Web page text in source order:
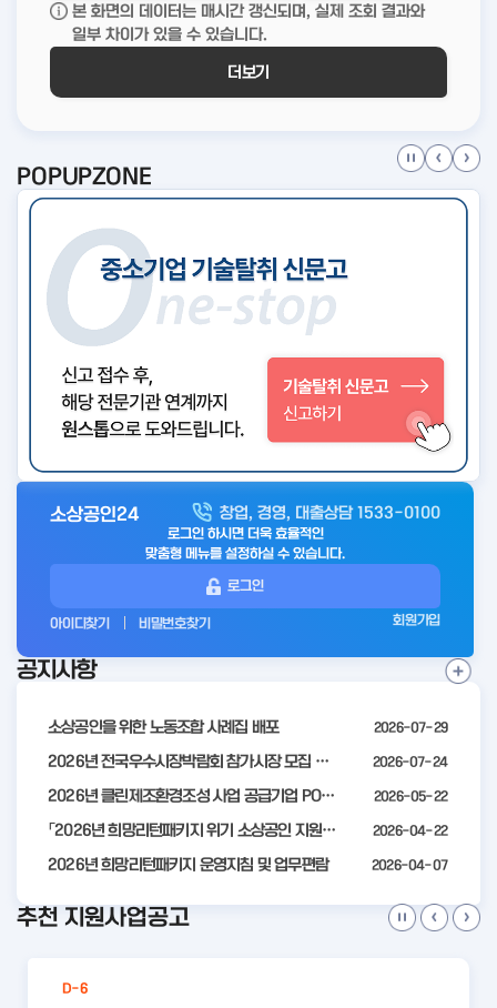
본 화면의 데이터는 매시간 갱신되며, 실제 조회 결과와
일부 차이가 있을 수 있습니다.
더보기
POPUPZONE
아
전
소상공인24 창업, 경영, 대출상담 1533-0100
로그인 하시면 더욱 효율적인
맞춤형 메뉴를 설정하실 수 있습니다.
로그인
아이디찾기 비밀번호찾기 회원가입
공지사항
소상공인을 위한 노동조합 사례집 배포 2026-07-29
2026년 전국우수시장박람회 참가시장 모집 공고 2026-07-24
2026년 클린제조환경조성 사업 공급기업 POOL 안내 2026-05-22
「2026년 희망리턴패키지 위기 소상공인 지원」모집 통합 2차 수정 공고 2026-04-22
2026년 희망리턴패키지 운영지침 및 업무편람 2026-04-07
공
추천 지원사업공고
D-6